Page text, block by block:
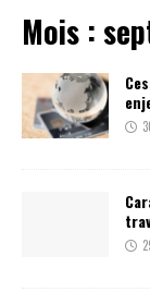
Mois :